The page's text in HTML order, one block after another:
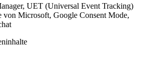
UET (Universal Event Tracking)
von Microsoft, Google Consent Mode,